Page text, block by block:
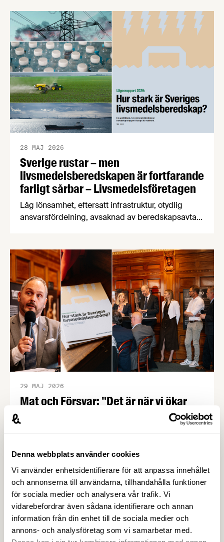
Denna webbplats använder cookies
Vi använder enhetsidentifierare för att anpassa innehållet
och annonserna till användarna, tillhandahålla funktioner
för sociala medier och analysera vår trafik. Vi
vidarebefordrar även sådana identifierare och annan
information från din enhet till de sociala medier och
annons- och analysföretag som vi samarbetar med.
Sverige rustar – men
livsmedelsberedskapen är fortfarande
farligt sårbar – Livsmedelsföretagen
28 MAJ 2026
Låg lönsamhet, eftersatt infrastruktur, otydlig
ansvarsfördelning, avsaknad av beredskapsavtal
krig. Det visar en ny beredskapsrapport från
Livsmedelsföretagen som också konstaterar att
produktionen av svenska livsmedel minskar i en
tid när produktionen måste öka för att stärka
beredskapen.
Mat och Försvar: "Det är när vi ökar
produktionen som vi blir mer robusta"
– Livsmedelsföretagen
29 MAJ 2026
lunchseminariet ”Mat och Försvar” där
företrädare för politiken, myndigheter och
livsmedelsindustrin diskuterade nuläget för
Sveriges livsmedelsberedskap utifrån rapporten
”Hur stark är Sveriges livsmedelsberedskap?”
Livsmedelsföretagens rapport Hur stark är
Sveriges livsmedelsberedskap?